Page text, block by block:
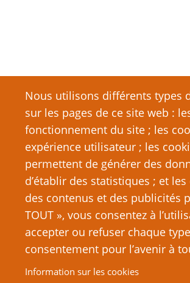
Nous utilisons différents types
sur les pages de ce site web :
fonctionnement du site ; les
expérience utilisateur ; les
permettent de générer des
d’établir des statistiques ; et
des contenus et des publicités
TOUT », vous consentez à
accepter ou refuser chaque
consentement pour l’avenir à
Information sur les cookies
© 2026 PTGPTB.fr, All rights